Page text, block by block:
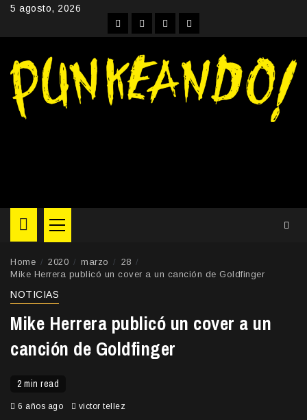
Skip5 agosto, 2026
FacebookInstagram
YouTubeTwitter
Primary
Menu
Home 2020 marzo
28
Mike Herrera publicó un cover a un canción de Goldfinger
NOTICIAS
Mike Herrera publicó un cover a un
canción de Goldfinger
2 min read
6 años ago victor tellez